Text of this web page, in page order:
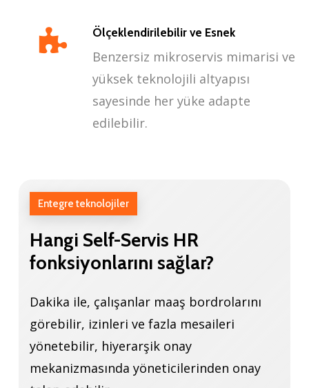
Ölçeklendirilebilir ve Esnek
Benzersiz mikroservis mimarisi ve
yüksek teknolojili altyapısı
sayesinde her yüke adapte
edilebilir.
Entegre teknolojiler
Hangi Self-Servis HR
fonksiyonlarını sağlar?
Dakika ile, çalışanlar maaş bordrolarını
görebilir, izinleri ve fazla mesaileri
yönetebilir, hiyerarşik onay
mekanizmasında yöneticilerinden onay